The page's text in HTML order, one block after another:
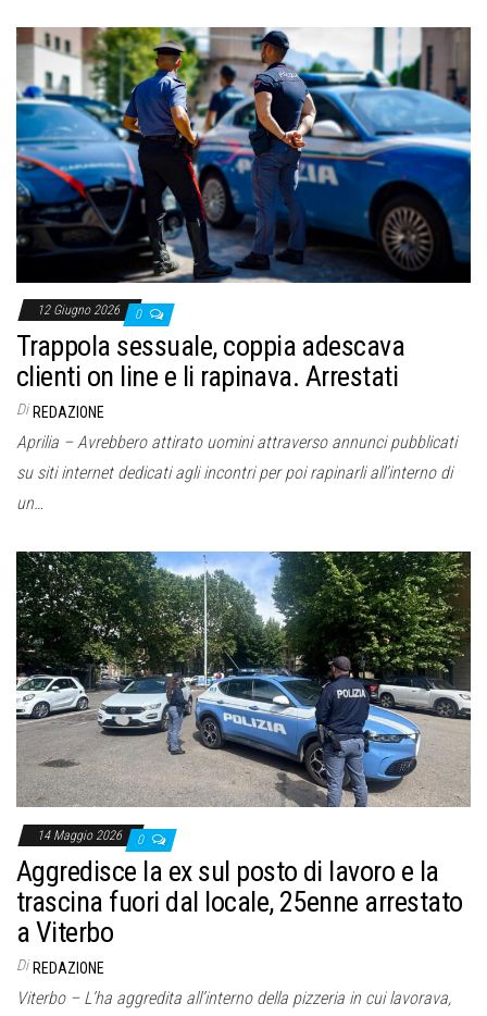
12 Giugno 2026 0
Trappola sessuale, coppia adescava
clienti on line e li rapinava. Arrestati
Di REDAZIONE
Aprilia – Avrebbero attirato uomini attraverso annunci pubblicati
su siti internet dedicati agli incontri per poi rapinarli all’interno di
un…
14 Maggio 2026 0
Aggredisce la ex sul posto di lavoro e la
trascina fuori dal locale, 25enne arrestato
a Viterbo
Di REDAZIONE
Viterbo – L’ha aggredita all’interno della pizzeria in cui lavorava,